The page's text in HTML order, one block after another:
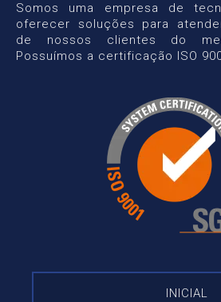
Orçamento
Falar via WhatsApp
Somos uma empresa de
oferecer soluções para
de nossos clientes do
Possuímos a certificação ISO
INICIAL